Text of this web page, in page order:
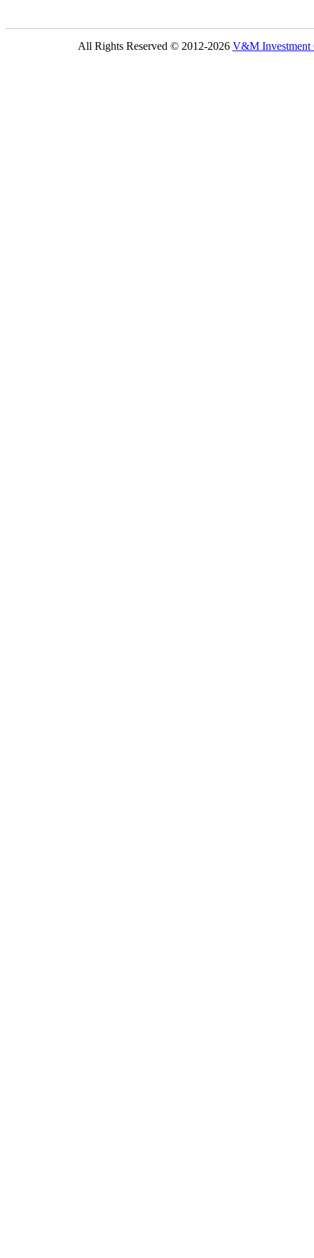
All Rights Reserved © 2012-2026 V&M Investment